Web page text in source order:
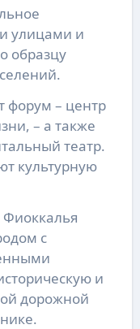
улицами и
образцу
форум – центр
– а также
театр.
культурную
с
и
дорожной